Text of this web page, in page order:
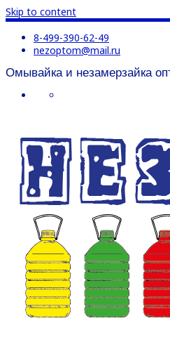
Skip to content
8-499-390-62-49
nezoptom@mail.ru
Омывайка и незамерзайка